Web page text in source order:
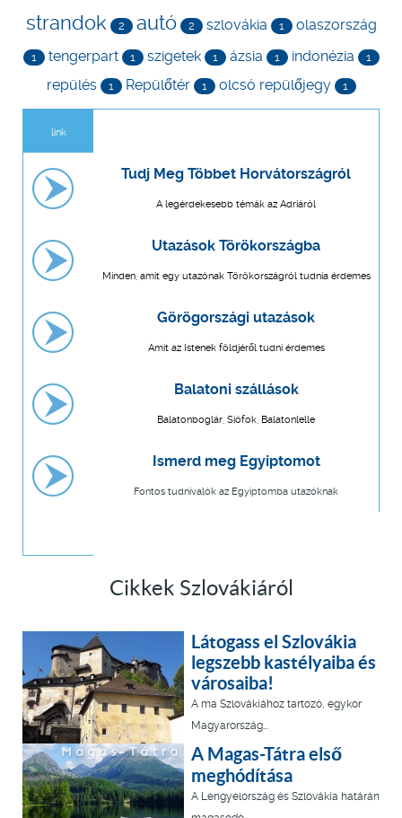
strandok 2 autó 2 szlovákia 1 olaszország
1 tengerpart 1 szigetek 1 ázsia 1 indonézia 1
repülés 1 Repülőtér 1 olcsó repülőjegy 1
link
Tudj Meg Többet Horvátországról
A legérdekesebb témák az Adriáról
Utazások Törökországba
Minden, amit egy utazónak Törökországról tudnia érdemes
Görögországi utazások
Amit az Istenek földjéről tudni érdemes
Balatoni szállások
Balatonboglár, Siófok, Balatonlelle
Ismerd meg Egyiptomot
Fontos tudnivalók az Egyiptomba utazóknak
Cikkek Szlovákiáról
Látogass el Szlovákia
legszebb kastélyaiba és
városaiba!
A ma Szlovákiához tartozó, egykor
Magyarország...
A Magas-Tátra első
meghódítása
A Lengyelország és Szlovákia határán